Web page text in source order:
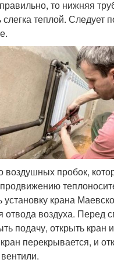
то нижняя
теплой. Следует
воздушных пробок,
установку крана
отвода воздуха. Перед
подачу, открыть кран
перекрывается, и